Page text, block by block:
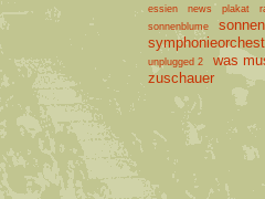
essien news plakat
sonnenblume
unplugged 2
was
zuschauer